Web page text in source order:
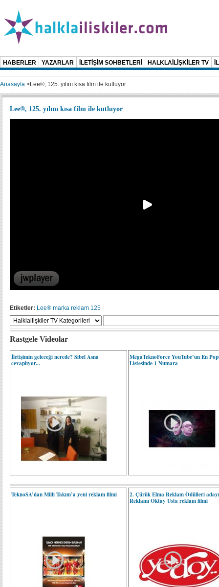
HABERLER YAZARLAR İLETİŞİM SOHBETLERİ HALKLAİLİŞKİLER TV
Anasayfa >Lee®, 125. yılını kısa film ile kutluyor
Lee®, 125. yılını kısa film ile kutluyor
Etiketler: Lee® marka reklam 125
Rastgele Videolar
İletişimin geleceği nerede? Sibel Asna
cevaplıyor...
MegaTeknoForce YouTube’un En
Listesinde 1 Numara
TeknoSA’dan Milli Takım’a yeni reklam filmi
2. Çürük Elma Reklam Ödülleri
Reklamı Oktay Usta reklam filmi